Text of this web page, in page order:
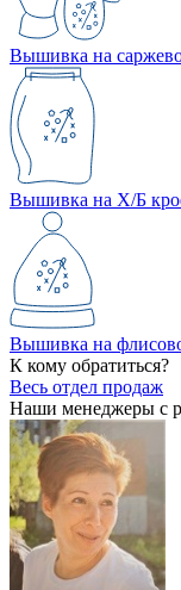
Вышивка на
Вышивка на Х/Б
Вышивка на
К кому обратиться?
Весь отдел продаж
Наши менеджеры с